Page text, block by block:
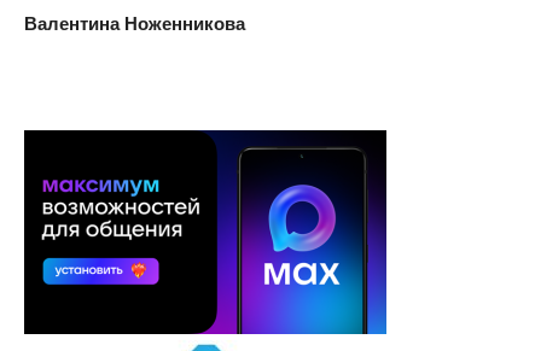
Валентина Ноженникова